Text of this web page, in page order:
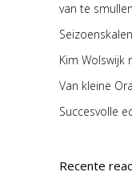
van te smullen
Kim Wolswijk
Van kleine
Succesvolle
Recente